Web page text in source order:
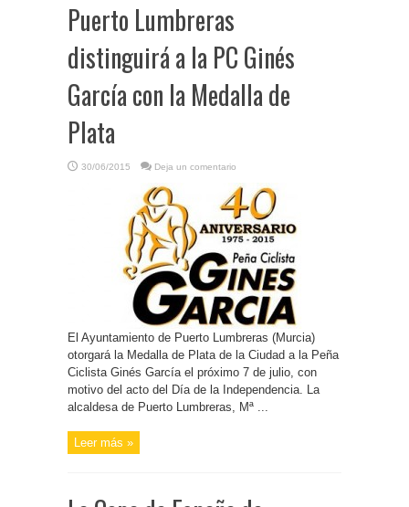
Puerto Lumbreras
distinguirá a la PC Ginés
García con la Medalla de
Plata
30/06/2015 Deja un comentario
El Ayuntamiento de Puerto Lumbreras (Murcia)
otorgará la Medalla de Plata de la Ciudad a la Peña
Ciclista Ginés García el próximo 7 de julio, con
motivo del acto del Día de la Independencia. La
alcaldesa de Puerto Lumbreras, Mª ...
Leer más »